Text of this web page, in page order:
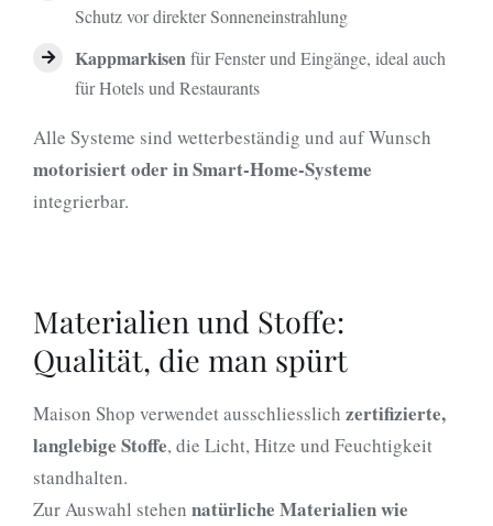
Schutz vor direkter Sonneneinstrahlung
Kappmarkisenfür Fenster und Eingänge, ideal auch
für Hotels und Restaurants
Alle Systeme sind wetterbeständig und auf Wunsch
motorisiert oder in Smart-Home-Systeme
integrierbar.
Materialien und Stoffe:
Qualität, die man spürt
Maison Shop verwendet ausschliesslich zertifizierte,
langlebige Stoffe, die Licht, Hitze und Feuchtigkeit
standhalten.
Zur Auswahl stehen natürliche Materialien wie